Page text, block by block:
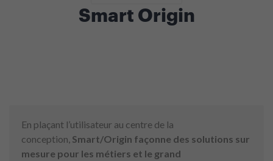
Smart Origin
En plaçant l’utilisateur au centre de la
conception, Smart/Origin façonne des solutions sur
mesure pour les métiers et le grand